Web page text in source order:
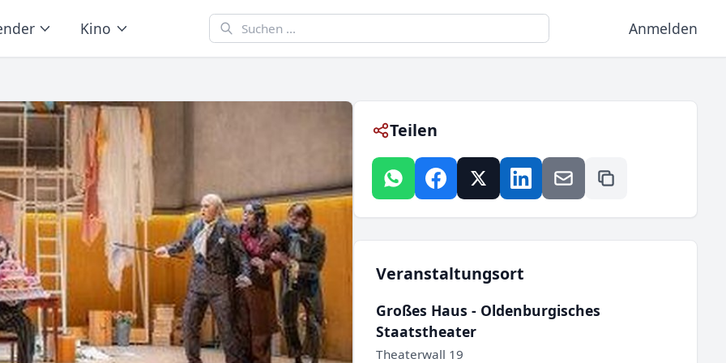
Kino Anmelden
Teilen
Veranstaltungsort
Großes Haus - Oldenburgisches
Staatstheater
Theaterwall 19